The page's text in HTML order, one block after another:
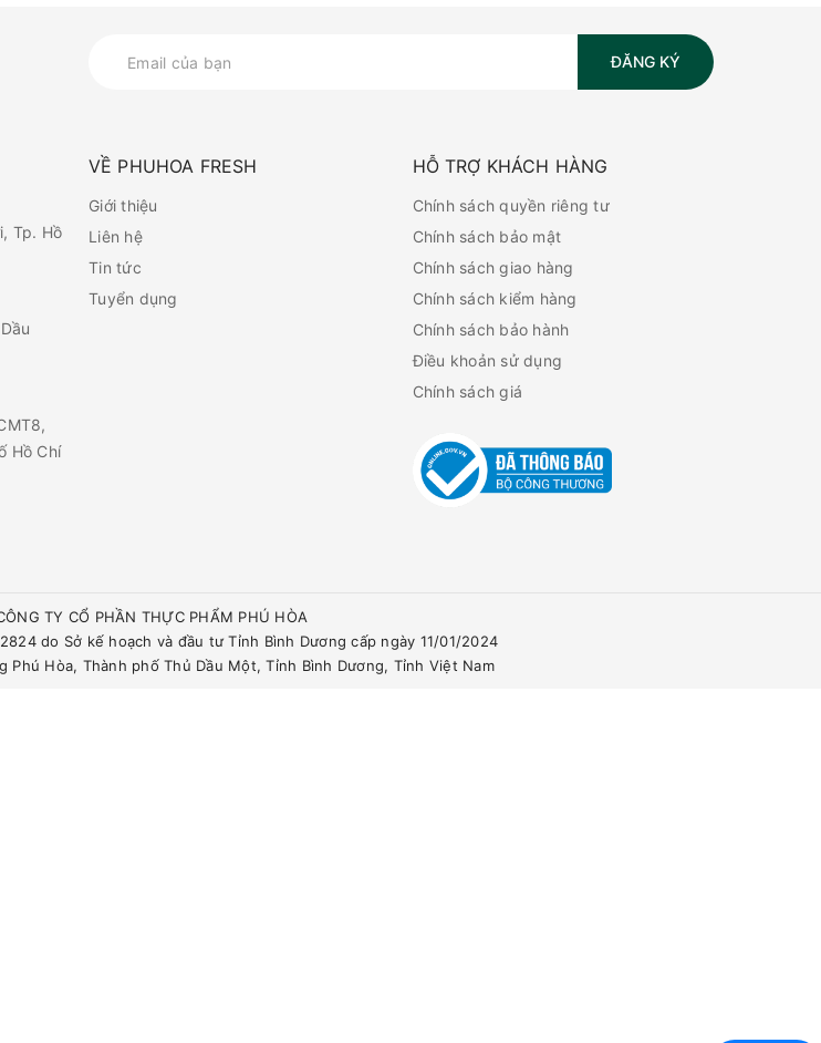
ĐĂNG KÝ
Tp. Hồ
Hồ Chí
VỀ PHUHOA FRESH
Giới thiệu
Liên hệ
Tin tức
Tuyển dụng
HỖ TRỢ KHÁCH HÀNG
Chính sách quyền riêng tư
Chính sách bảo mật
Chính sách giao hàng
Chính sách kiểm hàng
Chính sách bảo hành
Điều khoản sử dụng
Chính sách giá
TY CỔ PHẦN THỰC PHẨM PHÚ HÒA
do Sở kế hoạch và đầu tư Tỉnh Bình Dương cấp ngày 11/01/2024
Hòa, Thành phố Thủ Dầu Một, Tỉnh Bình Dương, Tỉnh Việt Nam